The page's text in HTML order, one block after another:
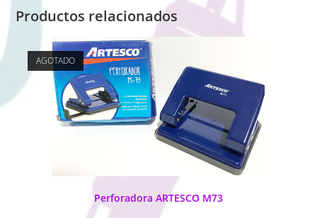
Productos relacionados
AGOTADO
Perforadora ARTESCO M73